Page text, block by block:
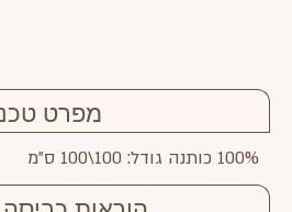
מפרט
100% כותנה גודל: 100\100 ס"מ